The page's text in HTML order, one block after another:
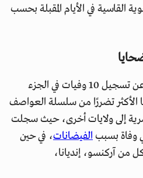
القاسية في الأيام المقبلة بحسب
أعلنت سلطات ولاية تينيسي عن تسجيل 10 وفيات في الجزء
الأكثر تضررًا من سلسلة العواصف
إلى ولايات أخرى، حيث سجلت
وفاة بسببالفيضانات، في حين
آركنسو، إنديانا،